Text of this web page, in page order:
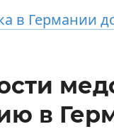
в Германии
в